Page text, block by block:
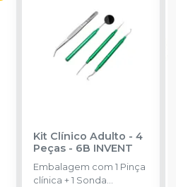
Kit Clínico Adulto - 4
Peças- 6B INVENT
Embalagem com 1 Pinça
clínica + 1 Sonda